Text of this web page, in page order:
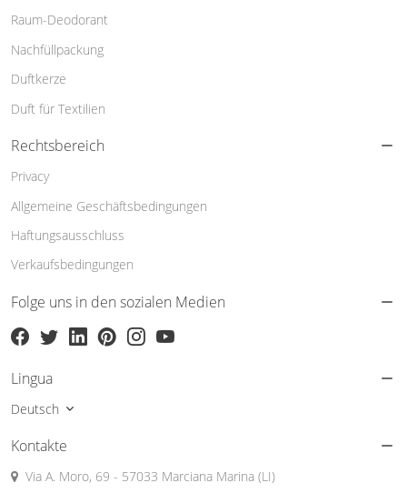
Raum-Deodorant
Nachfüllpackung
Duftkerze
Duft für Textilien
Rechtsbereich
Privacy
Allgemeine Geschäftsbedingungen
Haftungsausschluss
Verkaufsbedingungen
Folge uns in den sozialen Medien
Lingua
Deutsch
Kontakte
Via A. Moro, 69 - 57033 Marciana Marina (LI)